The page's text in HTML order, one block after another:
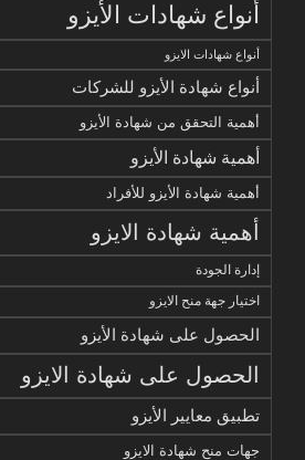
أنواع شهادات الأيزو
أنواع شهادات الايزو
أنواع شهادة الأيزو للشركات
أهمية التحقق من شهادة الأيزو
أهمية شهادة الأيزو
أهمية شهادة الأيزو للأفراد
أهمية شهادة الايزو
إدارة الجودة
اختيار جهة منح الايزو
الحصول على شهادة الأيزو
الحصول على شهادة الايزو
تطبيق معايير الأيزو
جهات منح شهادة الايزو